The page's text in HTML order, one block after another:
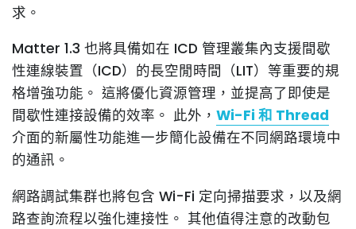
求。
Matter 1.3 也將具備如在 ICD 管理叢集內支援間歇
性連線裝置（ICD）的長空閒時間（LIT）等重要的規
格增強功能。 這將優化資源管理，並提高了即使是
間歇性連接設備的效率。 此外， Wi-Fi 和 Thread
介面的新屬性功能進一步簡化設備在不同網路環境中
的通訊。
網路調試集群也將包含 Wi-Fi 定向掃描要求，以及網
路查詢流程以強化連接性。 其他值得注意的改動包